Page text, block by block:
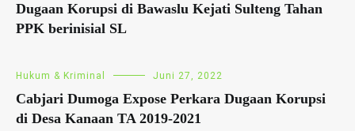
Dugaan Korupsi di Bawaslu Kejati Sulteng Tahan
PPK berinisial SL
Hukum & Kriminal Juni 27, 2022
Cabjari Dumoga Expose Perkara Dugaan Korupsi
di Desa Kanaan TA 2019-2021